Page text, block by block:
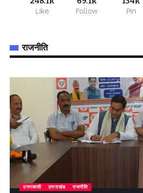
Like Follow Pin
राजनीति
उत्तरकाशी उत्तराखंड राजनीति